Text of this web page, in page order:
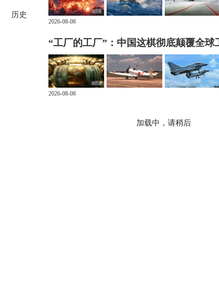
历史
2026-08-08
“工厂的工厂”：中国这棋彻底颠覆全球
2026-08-08